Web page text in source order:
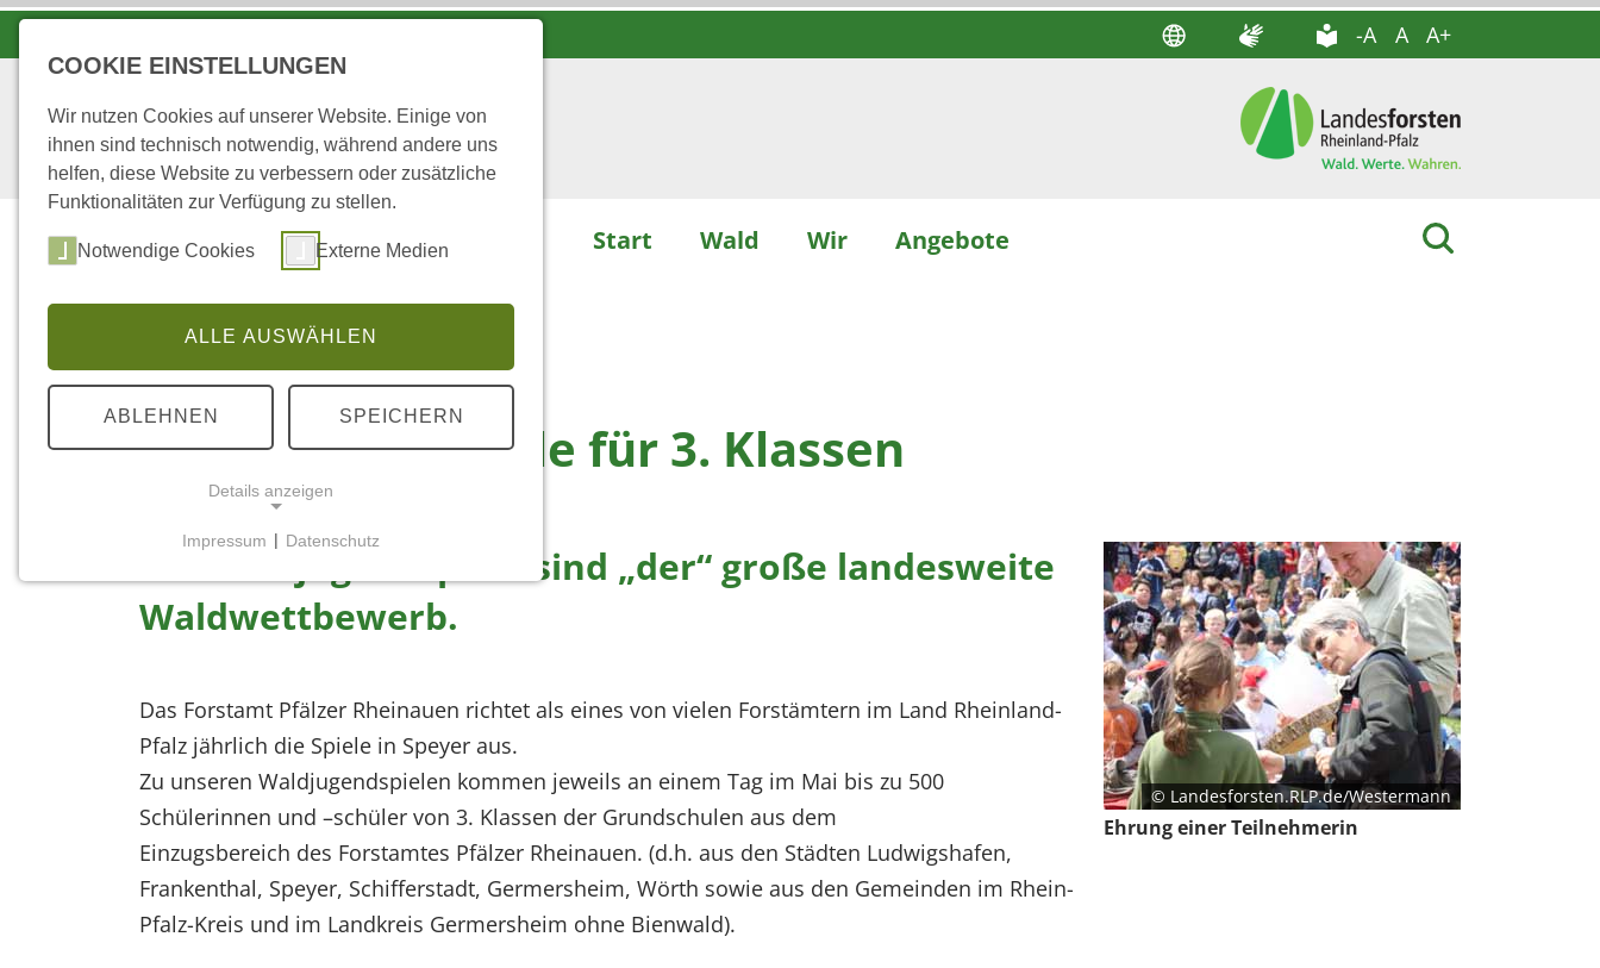
-A A A+
Start Wald Wir Angebote
STARTSEITE ... WJS FÜR 3. KLASSEN
Wald-Jugendspiele für 3. Klassen
© Landesforsten.RLP.de/Westermann
Ehrung einer Teilnehmerin
Die Waldjugendspiele sind „der“ große landesweite
Waldwettbewerb.
Das Forstamt Pfälzer Rheinauen richtet als eines von vielen Forstämtern im Land Rheinland-
Pfalz jährlich die Spiele in Speyer aus.
Zu unseren Waldjugendspielen kommen jeweils an einem Tag im Mai bis zu 500
Schülerinnen und –schüler von 3. Klassen der Grundschulen aus dem
Einzugsbereich des Forstamtes Pfälzer Rheinauen. (d.h. aus den Städten Ludwigshafen,
Frankenthal, Speyer, Schifferstadt, Germersheim, Wörth sowie aus den Gemeinden im Rhein-
Pfalz-Kreis und im Landkreis Germersheim ohne Bienwald).
COOKIE EINSTELLUNGEN
Wir nutzen Cookies auf unserer Website. Einige von
ihnen sind technisch notwendig, während andere uns
helfen, diese Website zu verbessern oder zusätzliche
Funktionalitäten zur Verfügung zu stellen.
Notwendige Cookies Externe Medien
ALLE AUSWÄHLEN
ABLEHNEN SPEICHERN
Details anzeigen
Funktionen und sind für die einwandfreie Funktion
Einverständnis-Cookie
cookie_consent
Zweck:
Dieser Cookie speichert die
ausgewählten Einverständnis-
Optionen des Benutzers
Impressum | Datenschutz